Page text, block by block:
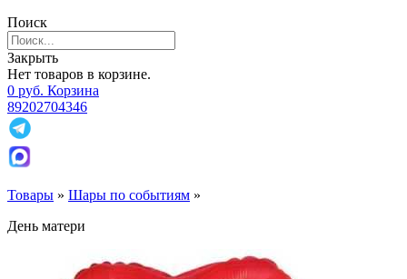
Поиск
Закрыть
Нет товаров в корзине.
0 руб. Корзина
89202704346
Товары » Шары по событиям »
День матери